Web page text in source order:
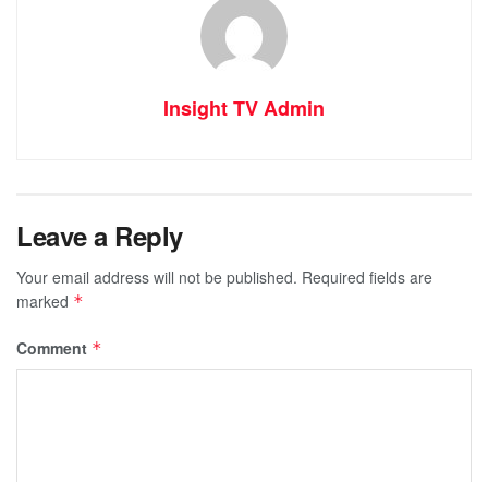
Insight TV Admin
Leave a Reply
Your email address will not be published. Required fields are
marked *
Comment *